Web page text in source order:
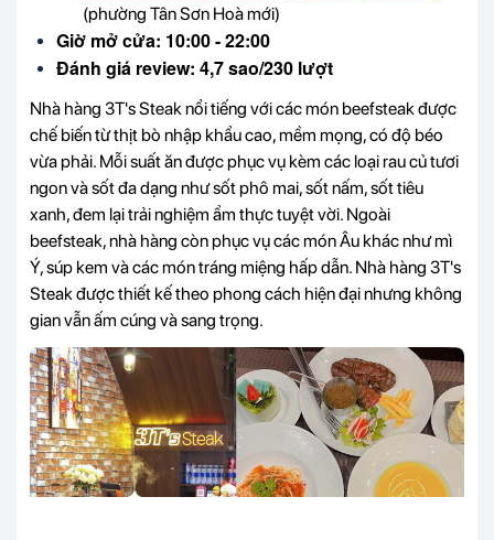
(phường Tân Sơn Hoà mới)
Giờ mở cửa: 10:00 - 22:00
Đánh giá review: 4,7 sao/230 lượt
Nhà hàng 3T's Steak nổi tiếng với các món beefsteak được
chế biến từ thịt bò nhập khẩu cao, mềm mọng, có độ béo
vừa phải. Mỗi suất ăn được phục vụ kèm các loại rau củ tươi
ngon và sốt đa dạng như sốt phô mai, sốt nấm, sốt tiêu
xanh, đem lại trải nghiệm ẩm thực tuyệt vời. Ngoài
beefsteak, nhà hàng còn phục vụ các món Âu khác như mì
Ý, súp kem và các món tráng miệng hấp dẫn. Nhà hàng 3T's
Steak được thiết kế theo phong cách hiện đại nhưng không
gian vẫn ấm cúng và sang trọng.